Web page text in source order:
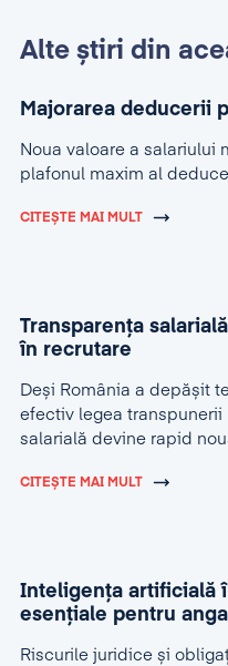
Alte știri din
Majorarea deducerii
Noua valoare a salariului
plafonul maxim al
CITEȘTE MAI MULT
Transparența
în recrutare
Deși România a depășit
efectiv legea transpunerii
salarială devine rapid
CITEȘTE MAI MULT
Inteligența artificială
esențiale pentru
Riscurile juridice și